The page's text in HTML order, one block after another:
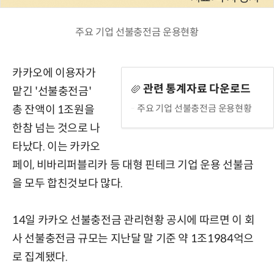
주요 기업 선불충전금 운용현황
관련 통계자료 다운로드
주요 기업 선불충전금 운용현황
카카오에 이용자가
맡긴 '선불충전금'
총 잔액이 1조원을
한참 넘는 것으로 나
타났다. 이는 카카오
페이, 비바리퍼블리카 등 대형 핀테크 기업 운용 선불금
을 모두 합친것보다 많다.
14일 카카오 선불충전금 관리현황 공시에 따르면 이 회
사 선불충전금 규모는 지난달 말 기준 약 1조1984억으
로 집계됐다.